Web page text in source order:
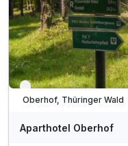
Verfügbar bis Dezember
Oberhof, Thüringer Wald
Aparthotel Oberhof